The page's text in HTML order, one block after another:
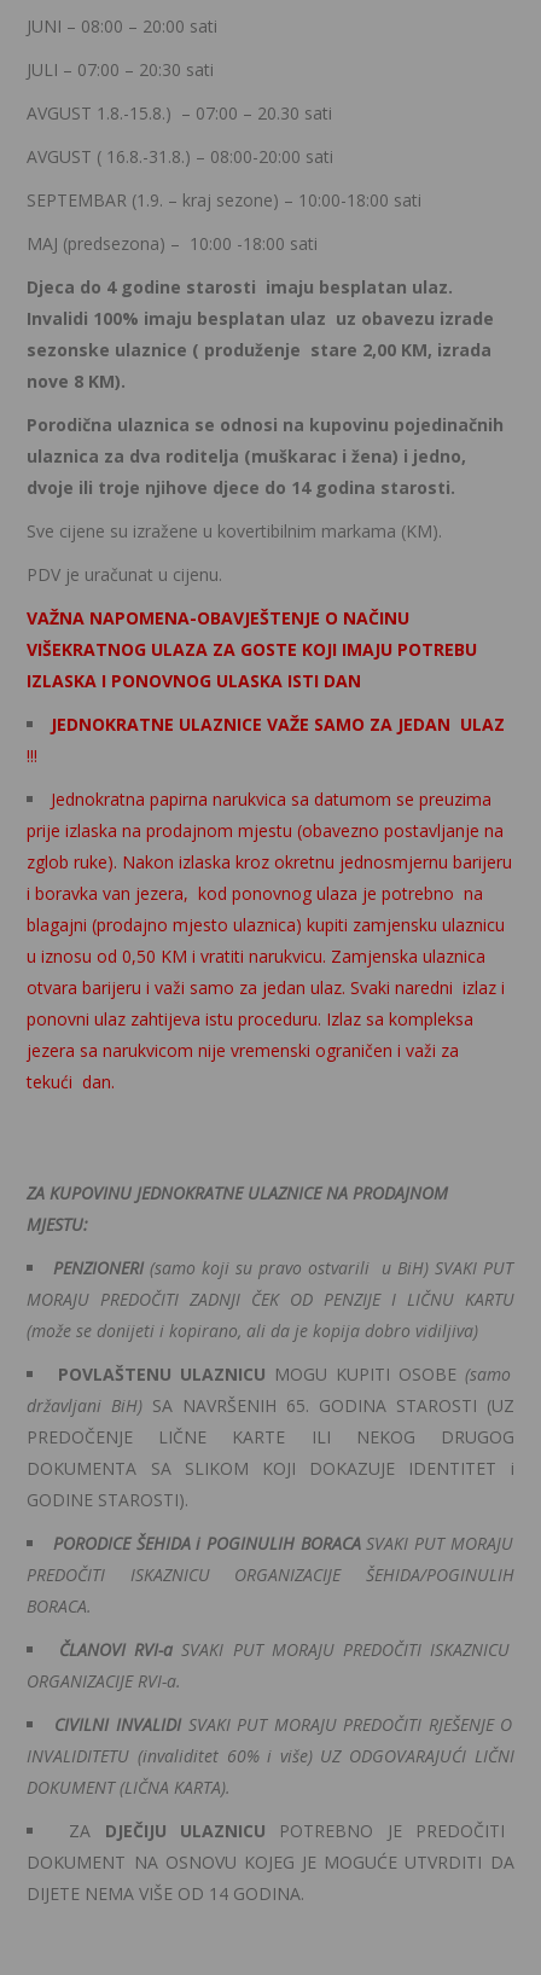
JUNI – 08:00 – 20:00 sati
JULI – 07:00 – 20:30 sati
AVGUST 1.8.-15.8.) – 07:00 – 20.30 sati
AVGUST ( 16.8.-31.8.) – 08:00-20:00 sati
SEPTEMBAR (1.9. – kraj sezone) – 10:00-18:00 sati
MAJ (predsezona) – 10:00 -18:00 sati
Djeca do 4 godine starosti imaju besplatan ulaz.
Invalidi 100% imaju besplatan ulaz uz obavezu izrade
sezonske ulaznice ( produženje stare 2,00 KM, izrada
nove 8 KM).
Porodična ulaznica se odnosi na kupovinu pojedinačnih
ulaznica za dva roditelja (muškarac i žena) i jedno,
dvoje ili troje njihove djece do 14 godina starosti.
Sve cijene su izražene u kovertibilnim markama (KM).
PDV je uračunat u cijenu.
VAŽNA NAPOMENA-OBAVJEŠTENJE O NAČINU
VIŠEKRATNOG ULAZA ZA GOSTE KOJI IMAJU POTREBU
IZLASKA I PONOVNOG ULASKA ISTI DAN
JEDNOKRATNE ULAZNICE VAŽE SAMO ZA JEDAN ULAZ
!!!
Jednokratna papirna narukvica sa datumom se preuzima
prije izlaska na prodajnom mjestu (obavezno postavljanje na
zglob ruke). Nakon izlaska kroz okretnu jednosmjernu barijeru
i boravka van jezera, kod ponovnog ulaza je potrebno na
blagajni (prodajno mjesto ulaznica) kupiti zamjensku ulaznicu
u iznosu od 0,50 KM i vratiti narukvicu. Zamjenska ulaznica
otvara barijeru i važi samo za jedan ulaz. Svaki naredni izlaz i
ponovni ulaz zahtijeva istu proceduru. Izlaz sa kompleksa
jezera sa narukvicom nije vremenski ograničen i važi za
tekući dan.
ZA KUPOVINU JEDNOKRATNE ULAZNICE NA PRODAJNOM
MJESTU:
PENZIONERI(samo koji su pravo ostvarili u BiH) SVAKI PUT
MORAJU PREDOČITI ZADNJI ČEK OD PENZIJE I LIČNU KARTU
(može se donijeti i kopirano, ali da je kopija dobro vidiljiva)
POVLAŠTENU ULAZNICU MOGU KUPITI OSOBE (samo
državljani BiH) SA NAVRŠENIH 65. GODINA STAROSTI (UZ
PREDOČENJE LIČNE KARTE ILI NEKOG DRUGOG
DOKUMENTA SA SLIKOM KOJI DOKAZUJE IDENTITET i
GODINE STAROSTI).
PORODICE ŠEHIDA i POGINULIH BORACASVAKI PUT MORAJU
PREDOČITI ISKAZNICU ORGANIZACIJE ŠEHIDA/POGINULIH
BORACA.
ČLANOVI RVI-a SVAKI PUT MORAJU PREDOČITI ISKAZNICU
ORGANIZACIJE RVI-a.
CIVILNI INVALIDISVAKI PUT MORAJU PREDOČITI RJEŠENJE O
INVALIDITETU (invaliditet 60% i više) UZ ODGOVARAJUĆI LIČNI
DOKUMENT (LIČNA KARTA).
ZA DJEČIJU ULAZNICU POTREBNO JE PREDOČITI
DOKUMENT NA OSNOVU KOJEG JE MOGUĆE UTVRDITI DA
DIJETE NEMA VIŠE OD 14 GODINA.